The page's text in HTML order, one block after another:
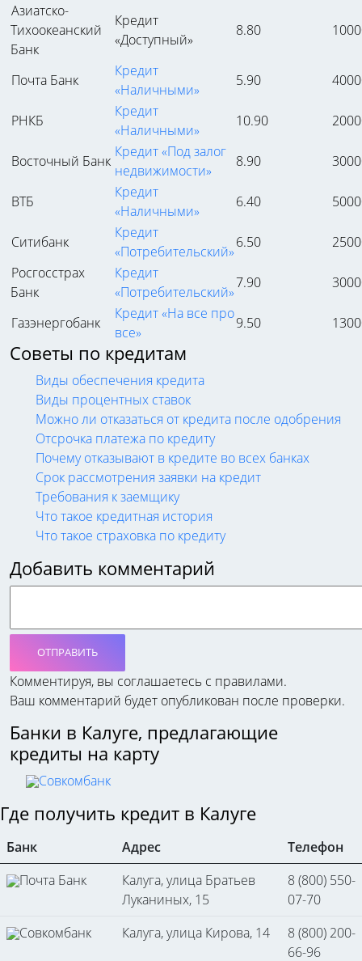
Азиатско-
Тихоокеанский
Банк
Кредит
«Доступный»
8.80
Почта Банк
Кредит
«Наличными»
5.90
РНКБ
Кредит
«Наличными»
10.90
Восточный Банк
Кредит «Под залог
недвижимости»
8.90
ВТБ
Кредит
«Наличными»
6.40
Ситибанк
Кредит
«Потребительский»
6.50
Росгосстрах
Банк
Кредит
«Потребительский»
7.90
Газэнергобанк
Кредит «На все про
все»
9.50
Советы по кредитам
Виды обеспечения кредита
Виды процентных ставок
Можно ли отказаться от кредита после одобрения
Отсрочка платежа по кредиту
Почему отказывают в кредите во всех банках
Срок рассмотрения заявки на кредит
Требования к заемщику
Что такое кредитная история
Что такое страховка по кредиту
Добавить комментарий
ОТПРАВИТЬ
Комментируя, вы соглашаетесь c правилами.
Ваш комментарий будет опубликован после проверки.
Банки в Калуге, предлагающие
кредиты на карту
Совкомбанк
Где получить кредит в Калуге
Банк Адрес
Телефон
Почта Банк
Калуга, улица Братьев
Луканиных, 15
8 (800) 550-
07-70
Совкомбанк
Калуга, улица Кирова, 14
8 (800) 200-
66-96